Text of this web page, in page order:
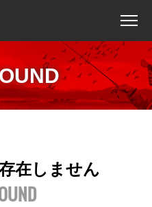
在しません